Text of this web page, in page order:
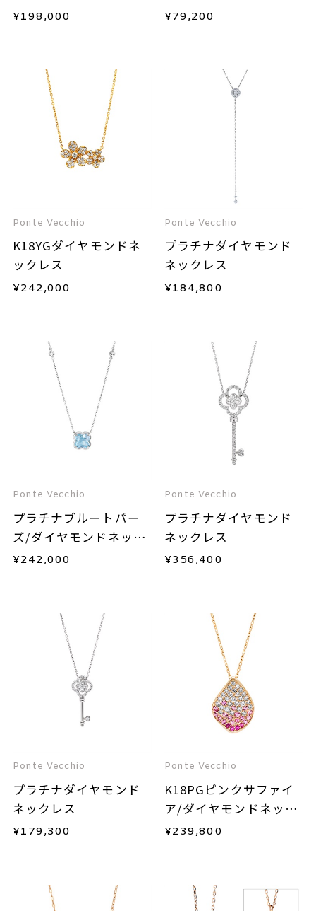
¥198,000 ¥79,200
Ponte Vecchio
K18YGダイヤモンドネ
ックレス
¥242,000
Ponte Vecchio
プラチナダイヤモンド
ネックレス
¥184,800
Ponte Vecchio
プラチナブルートパー
ズ/ダイヤモンドネック
レス
¥242,000
Ponte Vecchio
プラチナダイヤモンド
ネックレス
¥356,400
Ponte Vecchio
プラチナダイヤモンド
ネックレス
¥179,300
Ponte Vecchio
K18PGピンクサファイ
ア/ダイヤモンドネック
レス
¥239,800